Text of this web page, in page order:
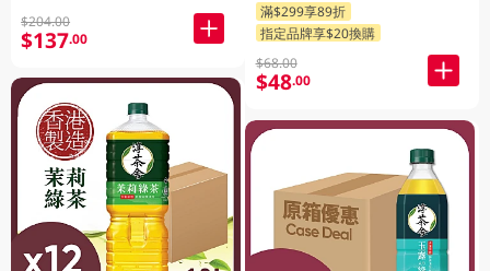
$204.00
$137.00
滿$299享89折
指定品牌享$20換購
$68.00
$48.00